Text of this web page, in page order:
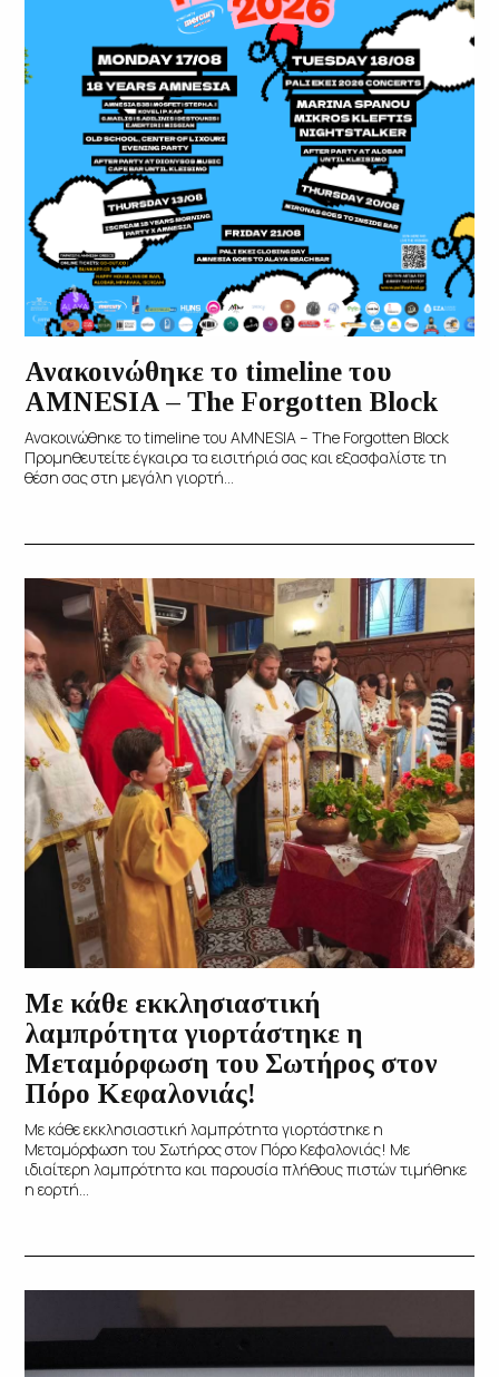
Ανακοινώθηκε το timeline του
AMNESIA – The Forgotten Block
Ανακοινώθηκε το timeline του AMNESIA – The Forgotten Block
Προμηθευτείτε έγκαιρα τα εισιτήριά σας και εξασφαλίστε τη
θέση σας στη μεγάλη γιορτή...
Με κάθε εκκλησιαστική
λαμπρότητα γιορτάστηκε η
Μεταμόρφωση του Σωτήρος στον
Πόρο Κεφαλονιάς!
Με κάθε εκκλησιαστική λαμπρότητα γιορτάστηκε η
Μεταμόρφωση του Σωτήρος στον Πόρο Κεφαλονιάς! Με
ιδιαίτερη λαμπρότητα και παρουσία πλήθους πιστών τιμήθηκε
η εορτή...